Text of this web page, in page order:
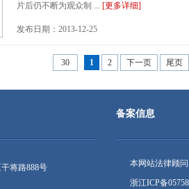
片后仍不断为观众制 ... [更多详细]
发布日期：2013-12-25
30 1 2 下一页 尾页
将路888号
备案信息
本网站法律顾
浙江ICP备